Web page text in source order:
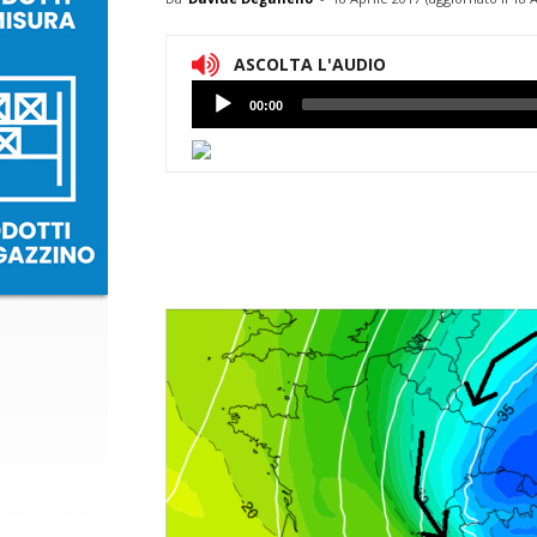
ASCOLTA L'AUDIO
Lettore
Audio
00:00